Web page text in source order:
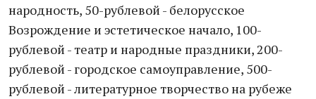
народность, 50-рублевой - белорусское
Возрождение и эстетическое начало, 100-
рублевой - театр и народные праздники, 200-
рублевой - городское самоуправление, 500-
рублевой - литературное творчество на рубеже